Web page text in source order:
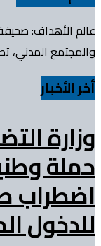
عالم الأهداف:
والمجتمع المدني،
أخر الأخبار
وزارة
حملة
اضطراب
للدخول